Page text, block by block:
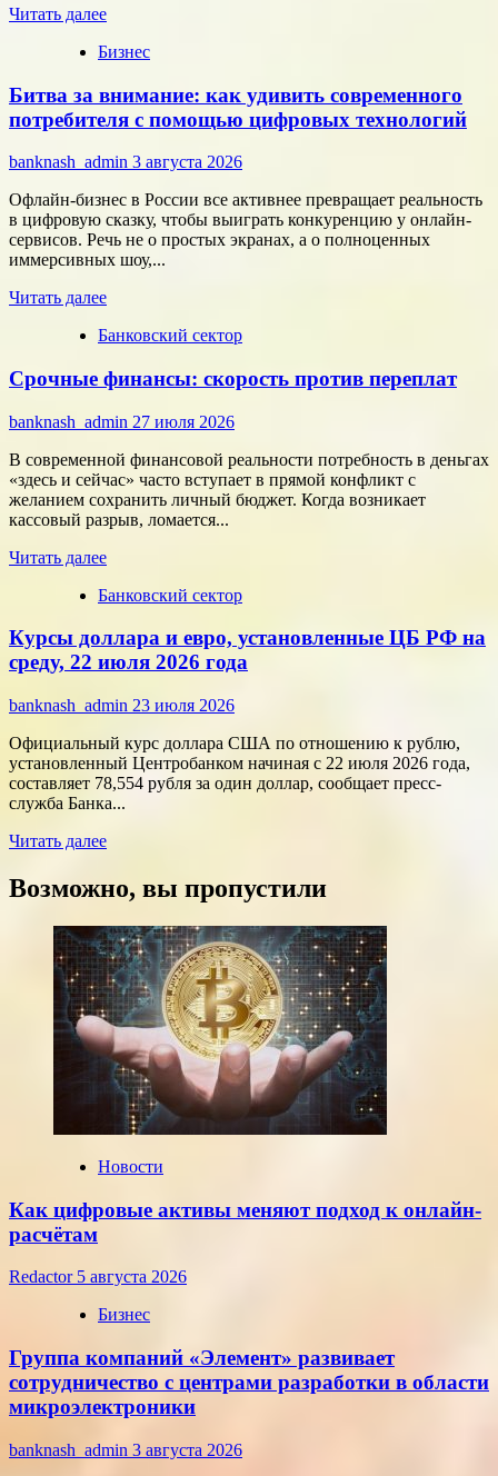
Читать далееПрочитать
о
сотрудников:
как
собрать
команду,
которая
работает
на
результат
Бизнес
Битва за внимание: как удивить современного
потребителя с помощью цифровых технологий
banknash_admin 3 августа 2026
Офлайн-бизнес в России все активнее превращает реальность
в цифровую сказку, чтобы выиграть конкуренцию у онлайн-
сервисов. Речь не о простых экранах, а о полноценных
иммерсивных шоу,...
Читать далееПрочитать
о
за
внимание:
как
удивить
современного
потребителя
с
помощью
технологий
Банковский сектор
Срочные финансы: скорость против переплат
banknash_admin 27 июля 2026
В современной финансовой реальности потребность в деньгах
«здесь и сейчас» часто вступает в прямой конфликт с
желанием сохранить личный бюджет. Когда возникает
кассовый разрыв, ломается...
Читать далееПрочитать
о
финансы:
скорость
против
переплат
Банковский сектор
Курсы доллара и евро, установленные ЦБ РФ на
среду, 22 июля 2026 года
banknash_admin 23 июля 2026
Официальный курс доллара США по отношению к рублю,
установленный Центробанком начиная с 22 июля 2026 года,
составляет 78,554 рубля за один доллар, сообщает пресс-
служба Банка...
Читать далееПрочитать
Курсы
и
евро,
установленные
ЦБ
РФ
на
среду,
22
июля
2026
года
Возможно, вы пропустили
Новости
Как цифровые активы меняют подход к онлайн-
расчётам
Redactor 5 августа 2026
Бизнес
Группа компаний «Элемент» развивает
сотрудничество с центрами разработки в области
микроэлектроники
banknash_admin 3 августа 2026